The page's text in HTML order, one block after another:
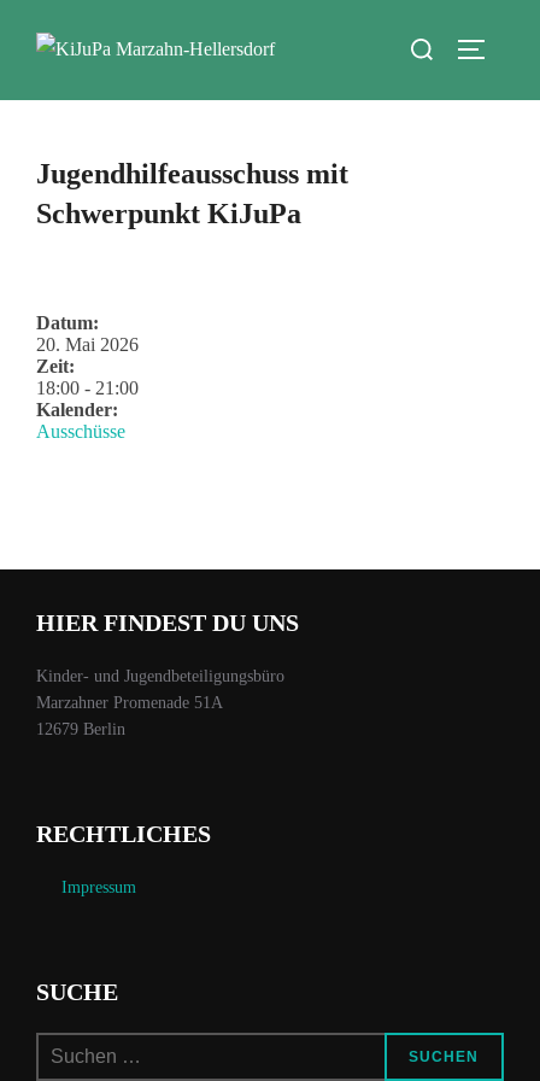
Inhalt
Suchen
Jugendhilfeausschuss mit
Schwerpunkt KiJuPa
Datum:
20. Mai 2026
Zeit:
18:00 - 21:00
Kalender:
Ausschüsse
HIER FINDEST DU UNS
Kinder- und Jugendbeteiligungsbüro
Marzahner Promenade 51A
12679 Berlin
RECHTLICHES
Impressum
SUCHE
Suchen
SUCHEN